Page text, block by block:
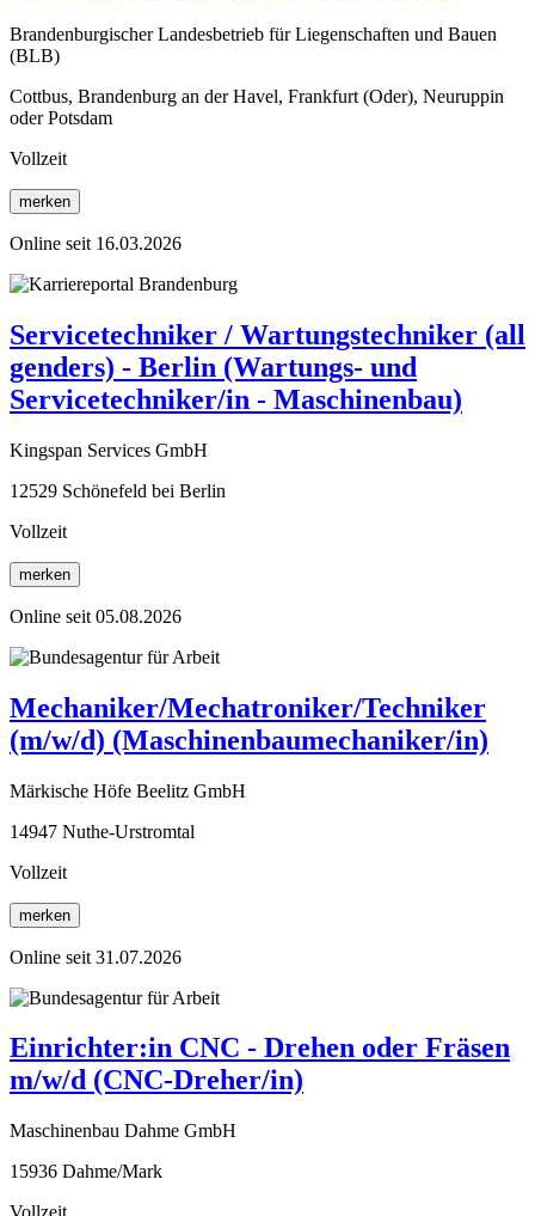
Brandenburgischer Landesbetrieb für Liegenschaften und Bauen
(BLB)
Cottbus, Brandenburg an der Havel, Frankfurt (Oder), Neuruppin
oder Potsdam
Vollzeit
merken
Online seit 16.03.2026
Servicetechniker / Wartungstechniker (all
genders) - Berlin (Wartungs- und
Servicetechniker/in - Maschinenbau)
Kingspan Services GmbH
12529 Schönefeld bei Berlin
Vollzeit
merken
Online seit 05.08.2026
Mechaniker/Mechatroniker/Techniker
(m/w/d) (Maschinenbaumechaniker/in)
Märkische Höfe Beelitz GmbH
14947 Nuthe-Urstromtal
Vollzeit
merken
Online seit 31.07.2026
Einrichter:in CNC - Drehen oder Fräsen
m/w/d (CNC-Dreher/in)
Maschinenbau Dahme GmbH
15936 Dahme/Mark